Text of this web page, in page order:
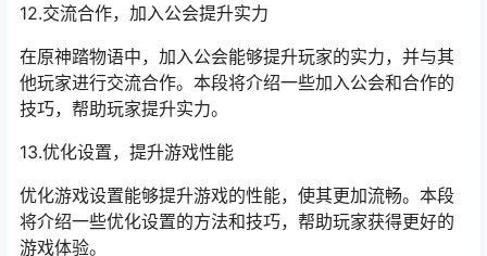
12.交流合作，加入公会提升实力
在原神踏物语中，加入公会能够提升玩家的实力，并与其
他玩家进行交流合作。本段将介绍一些加入公会和合作的
技巧，帮助玩家提升实力。
13.优化设置，提升游戏性能
优化游戏设置能够提升游戏的性能，使其更加流畅。本段
将介绍一些优化设置的方法和技巧，帮助玩家获得更好的
游戏体验。